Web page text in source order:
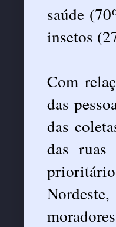
saúde
insetos
Com
das
das
das ruas